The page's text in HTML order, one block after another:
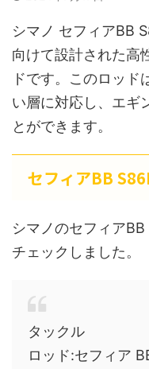
シマノ セフィアBB
向けて設計された高
ドです。このロッド
い層に対応し、エギ
とができます。
セフィアBB
シマノのセフィア
チェックしました。
タックル
ロッド:セフィア